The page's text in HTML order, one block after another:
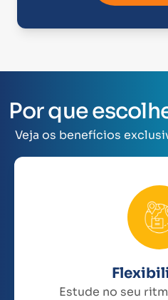
Por que
Veja os benefícios
Estude no seu